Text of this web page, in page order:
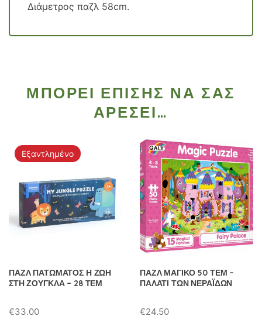
Διάμετρος παζλ 58cm.
ΜΠΟΡΕΊ ΕΠΊΣΗΣ ΝΑ ΣΑΣ
ΑΡΈΣΕΙ…
Εξαντλημένο
ΠΑΖΛ ΠΑΤΩΜΑΤΟΣ Η ΖΩΗ
ΣΤΗ ΖΟΥΓΚΛΑ – 28 ΤΕΜ
€33.00
ΠΑΖΛ ΜΑΓΙΚΟ 50 ΤΕΜ –
ΠΑΛΑΤΙ ΤΩΝ ΝΕΡΑΪΔΩΝ
€24.50